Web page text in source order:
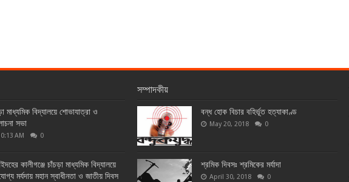
মাধ্যমিক বিদ্যালয়ে শোভাযাত্রা ও
সভা
AM 0
কালীগঞ্জে চাঁচড়া মাধ্যমিক বিদ্যালয়ে
মর্যদায় মহান স্বাধীনতা ও জাতীয় দিবস
সম্পাদকীয়
বন্ধ হোক বিচার বহির্ভূত হত্যাকাণ্ড
May 20, 2018 0
শ্রমিক দিবসঃ শ্রমিকের মর্যাদা
April 30, 2018 0